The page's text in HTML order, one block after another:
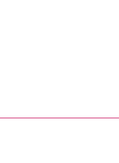
Link, öffnet neues
(externer Link, öffnet